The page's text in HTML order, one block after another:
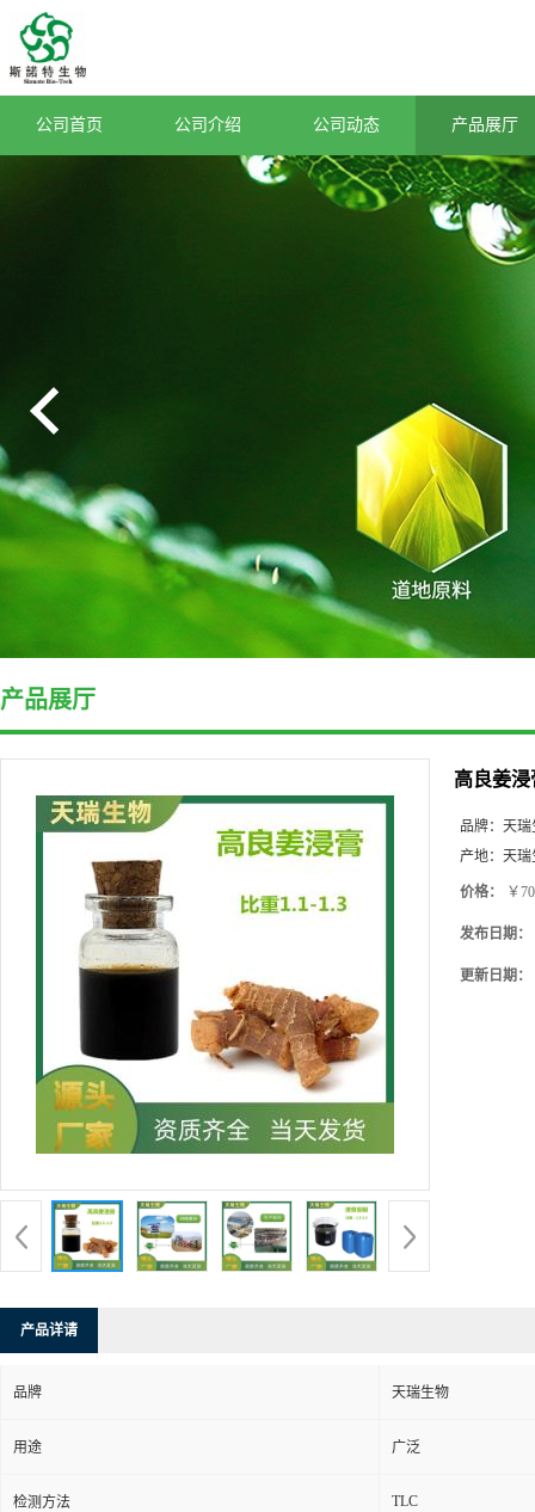
公司首页 公司介绍 公司动态 产品展厅
产品展厅
高良姜
品牌： 天瑞
产地： 天瑞
价格： ￥
发布日期：
更新日期：
产品详请
品牌 天瑞生物
用途 广泛
检测方法 TLC